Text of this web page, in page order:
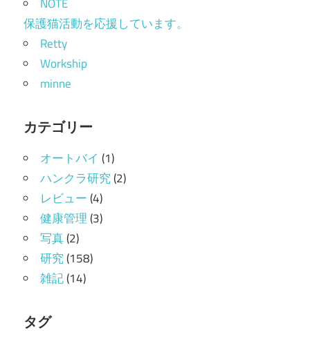
NOTE
保護猫活動を応援しています。
Retty
Workship
minne
カテゴリー
オートバイ (1)
ハンクラ研究(2)
レビュー(4)
健康管理(3)
写真(2)
研究(158)
雑記(14)
タグ